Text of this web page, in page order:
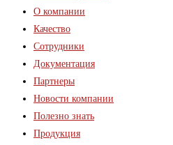
О компании
Качество
Сотрудники
Документация
Партнеры
Новости компании
Полезно знать
Продукция